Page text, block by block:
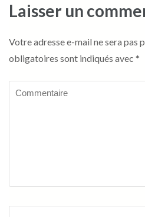
Laisser un
Votre adresse e-mail ne sera pas
obligatoires sont indiqués avec *
Commentaire